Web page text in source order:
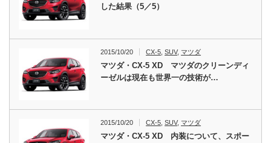
した結果（5／5）
2015/10/20 CX-5 ,SUV, マツダ
マツダ・CX-5 XD マツダのクリーンディ
ーゼルは現在も世界一の技術が…
2015/10/20 CX-5 ,SUV, マツダ
マツダ・CX-5 XD 内装について、スポー